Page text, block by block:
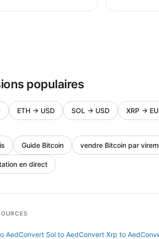
populaires
ETH → USD SOL → USD XRP →
Guide Bitcoin vendre Bitcoin par
en direct
AedConvert Sol to AedConvert Xrp to Aed